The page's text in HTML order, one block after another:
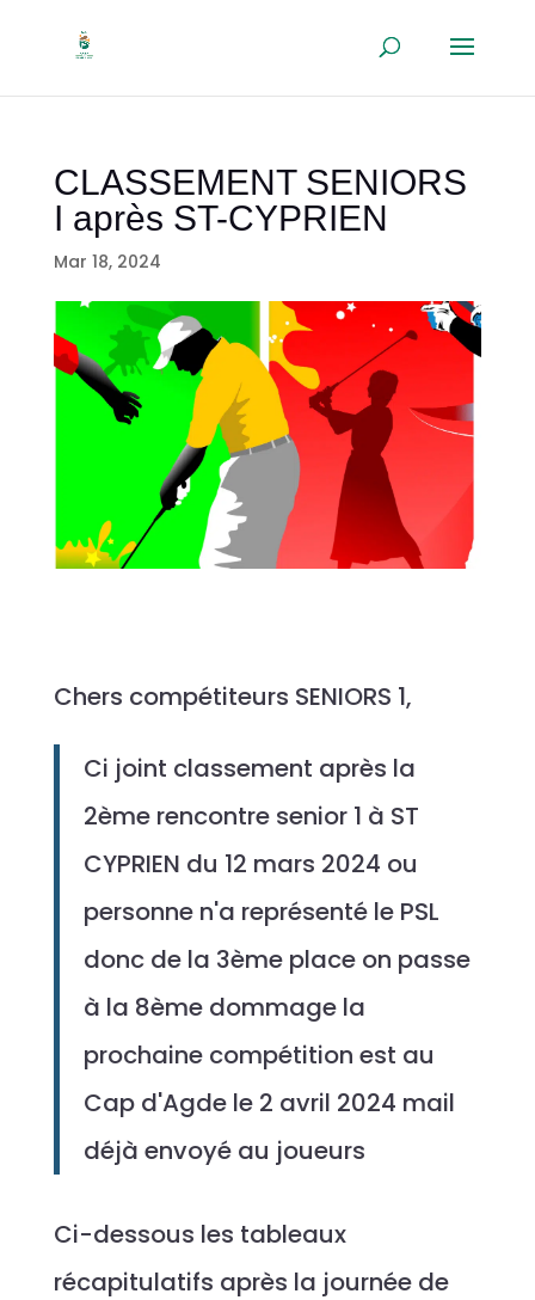
CLASSEMENT SENIORS
I après ST-CYPRIEN
Mar 18, 2024
Chers compétiteurs SENIORS 1,
Ci joint classement après la
2ème rencontre senior 1 à ST
CYPRIEN du 12 mars 2024 ou
personne n'a représenté le PSL
donc de la 3ème place on passe
à la 8ème dommage la
prochaine compétition est au
Cap d'Agde le 2 avril 2024 mail
déjà envoyé au joueurs
Ci-dessous les tableaux
récapitulatifs après la journée de